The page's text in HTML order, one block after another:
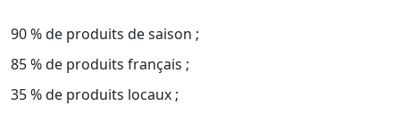
90 % de produits de saison ;
85 % de produits français ;
35 % de produits locaux ;